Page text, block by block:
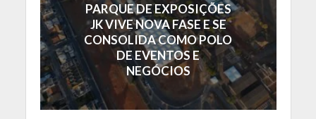
PARQUE DE EXPOSIÇÕES
JK VIVE NOVA FASE E SE
CONSOLIDA COMO POLO
DE EVENTOS E
NEGÓCIOS